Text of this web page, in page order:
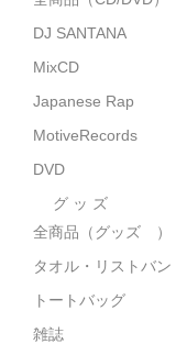
タオル・リストバ
トートバッグ
全商品
DJ SANTANA
MixCD
Japanese Rap
MotiveRecords
DVD
グ ッ ズ
全商品（グッズ ）
タオル・リストバン
トートバッグ
雑誌